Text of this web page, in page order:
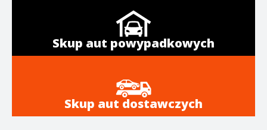
Skup aut powypadkowych
Skup aut dostawczych